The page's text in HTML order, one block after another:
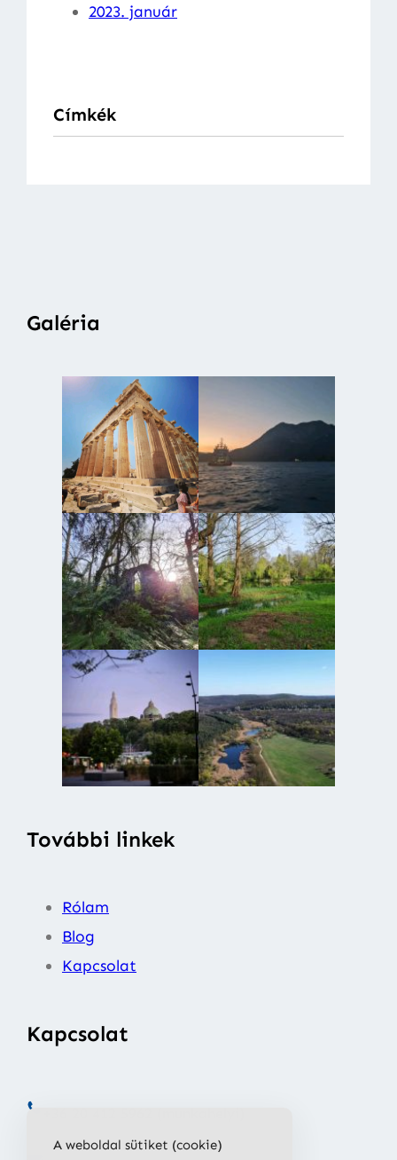
2023. január
Címkék
Galéria
További linkek
Rólam
Blog
Kapcsolat
Kapcsolat
A weboldal sütiket (cookie)